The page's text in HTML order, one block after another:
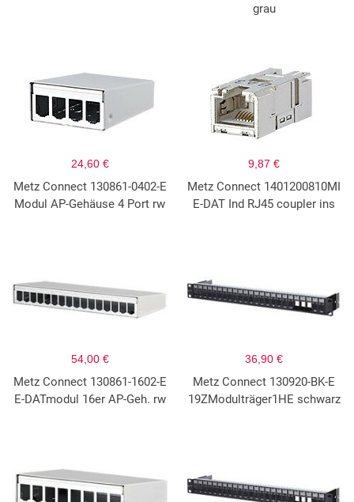
grau
24,60 €
Metz Connect 130861-0402-E
Modul AP-Gehäuse 4 Port rw
9,87 €
Metz Connect 1401200810MI
E-DAT Ind RJ45 coupler ins
54,00 €
Metz Connect 130861-1602-E
E-DATmodul 16er AP-Geh. rw
36,90 €
Metz Connect 130920-BK-E
19ZModulträger1HE schwarz